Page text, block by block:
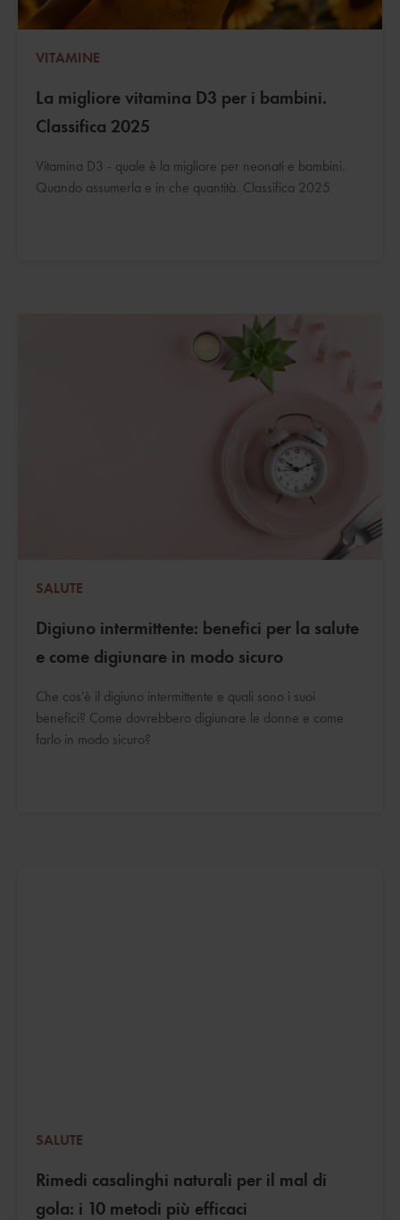
VITAMINE
La migliore vitamina D3 per i bambini.
Classifica 2025
Vitamina D3 - quale è la migliore per neonati e bambini.
Quando assumerla e in che quantità. Classifica 2025
SALUTE
Digiuno intermittente: benefici per la salute
e come digiunare in modo sicuro
Che cos'è il digiuno intermittente e quali sono i suoi
benefici? Come dovrebbero digiunare le donne e come
farlo in modo sicuro?
SALUTE
Rimedi casalinghi naturali per il mal di
gola: i 10 metodi più efficaci